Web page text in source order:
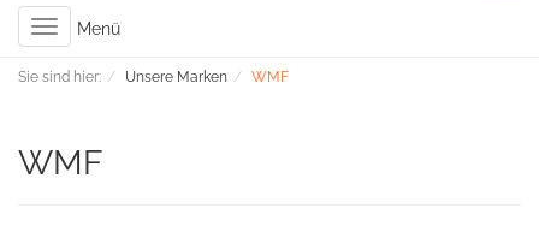
Toggle
navigation
Menü
Sie sind hier: Unsere Marken WMF
WMF